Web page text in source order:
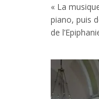
« La
piano, puis
de